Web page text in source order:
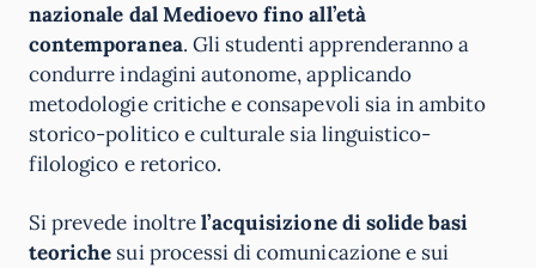
nazionale dal Medioevo fino all’età
contemporanea. Gli studenti apprenderanno a
condurre indagini autonome, applicando
metodologie critiche e consapevoli sia in ambito
storico-politico e culturale sia linguistico-
filologico e retorico.
Si prevede inoltrel’acquisizione di solide basi
teoriche sui processi di comunicazione e sui